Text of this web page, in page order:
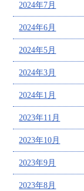
2024年7月
2024年6月
2024年5月
2024年3月
2024年1月
2023年11月
2023年10月
2023年9月
2023年8月